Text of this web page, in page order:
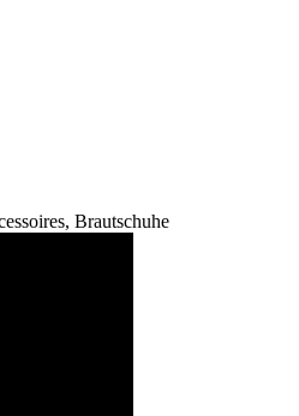
Brautschuhe